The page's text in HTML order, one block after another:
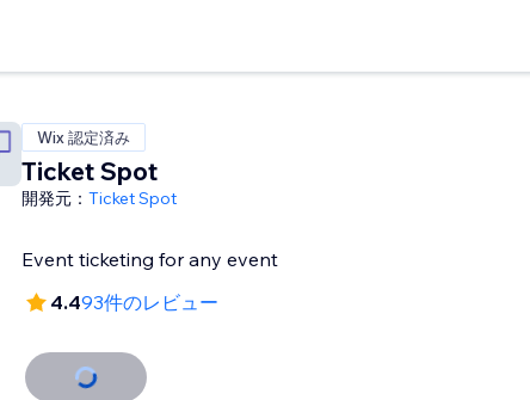
Wix 認定済み
Ticket Spot
開発元： Ticket Spot
Event ticketing for any event
4.493件のレビュー